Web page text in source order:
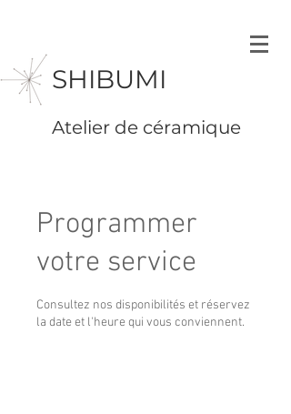
SHIBUMI
Atelier de céramique
Programmer
votre service
Consultez nos disponibilités et réservez
la date et l'heure qui vous conviennent.